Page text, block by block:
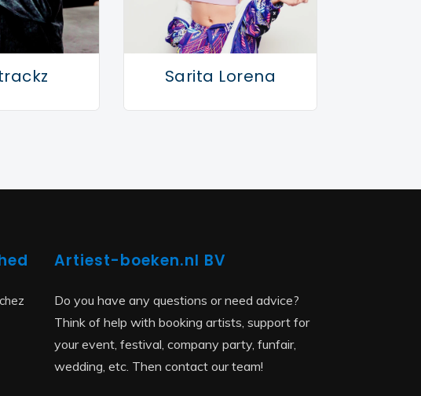
Sarita Lorena
Artiest-boeken.nl BV
Do you have any questions or need advice?
Think of help with booking artists, support for
your event, festival, company party, funfair,
wedding, etc. Then contact our team!